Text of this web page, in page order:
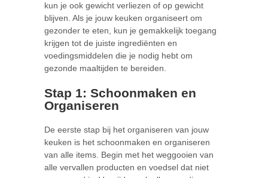
kun je ook gewicht verliezen of op gewicht
blijven. Als je jouw keuken organiseert om
gezonder te eten, kun je gemakkelijk toegang
krijgen tot de juiste ingrediënten en
voedingsmiddelen die je nodig hebt om
gezonde maaltijden te bereiden.
Stap 1: Schoonmaken en
Organiseren
De eerste stap bij het organiseren van jouw
keuken is het schoonmaken en organiseren
van alle items. Begin met het weggooien van
alle vervallen producten en voedsel dat niet